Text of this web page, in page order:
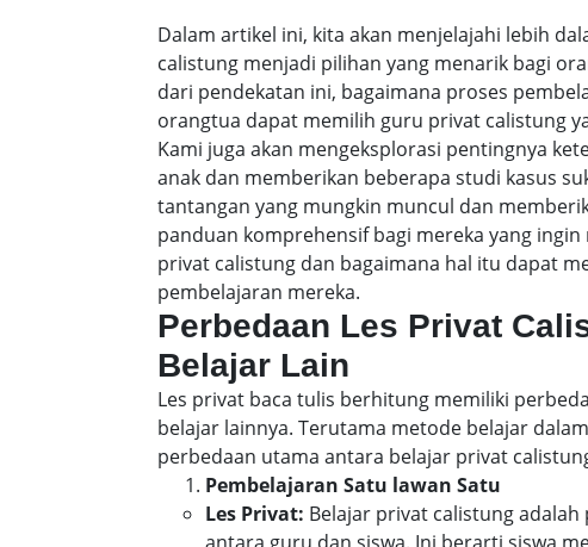
Dalam artikel ini, kita akan menjelajahi lebih
calistung menjadi pilihan yang menarik bagi
dari pendekatan ini, bagaimana proses
orangtua dapat memilih guru privat calistung
Kami juga akan mengeksplorasi pentingnya
anak dan memberikan beberapa studi kasus
tantangan yang mungkin muncul dan
panduan komprehensif bagi mereka yang
privat calistung dan bagaimana hal itu dapat
pembelajaran mereka.
Perbedaan Les Privat
Belajar Lain
Les privat baca tulis berhitung memiliki
belajar lainnya. Terutama metode belajar
perbedaan utama antara belajar privat
Pembelajaran Satu lawan Satu
Les Privat: Belajar privat calistung